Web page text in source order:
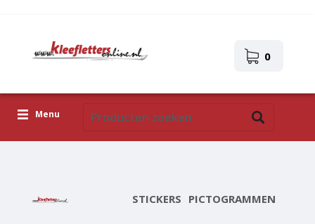
0
Menu
STICKERS PICTOGRAMMEN